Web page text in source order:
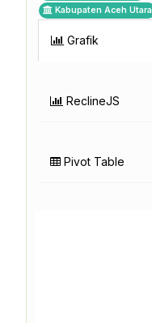
Kabupaten Aceh Utara
Grafik
ReclineJS
Pivot Table